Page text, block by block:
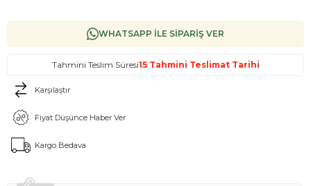
WHATSAPP İLE SİPARİŞ VER
Tahmini Teslim Süresi15 Tahmini Teslimat Tarihi
Karşılaştır
Fiyat Düşünce Haber Ver
Kargo Bedava